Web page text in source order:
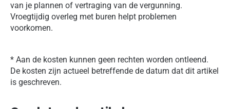
van je plannen of vertraging van de vergunning.
Vroegtijdig overleg met buren helpt problemen
voorkomen.
* Aan de kosten kunnen geen rechten worden ontleend.
De kosten zijn actueel betreffende de datum dat dit artikel
is geschreven.